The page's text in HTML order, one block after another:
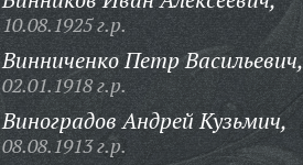
10.08.1925 г.р.
Винниченко Петр Васильевич,
02.01.1918 г.р.
Виноградов Андрей Кузьмич,
08.08.1913 г.р.